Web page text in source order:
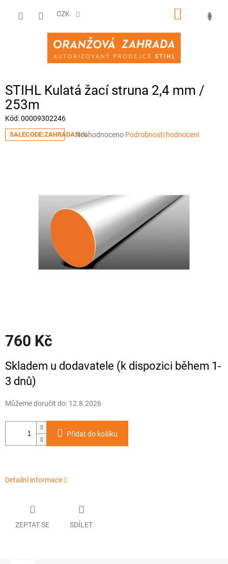
CZK
NÁKUPNÍ
STIHL Kulatá žací struna 2,4 mm /
253m
Kód:00009302246
SALECODE:ZAHRADA:5:%Průměrné
hvězdiček.
Neohodnoceno Podrobnosti hodnocení
760 Kč
cena:
Skladem u dodavatele (k dispozici během 1-
3 dnů)
Můžeme doručit do: 12.8.2026
Přidat do košíku
Detailní informace
ZEPTAT SE SDÍLET